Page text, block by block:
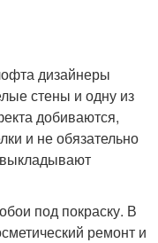
дизайнеры
стены и одну из
добиваются,
и не обязательно
под покраску. В
ремонт и